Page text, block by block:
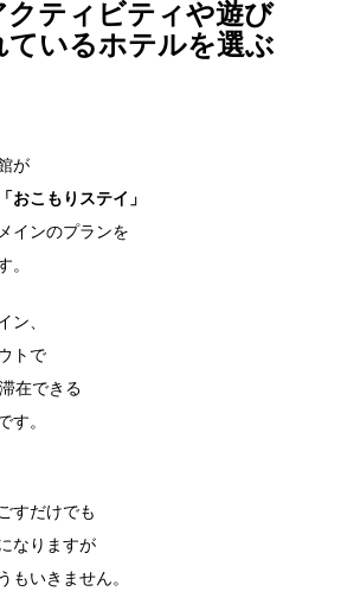
クティビティや遊び
ているホテルを選ぶ
が
おこもりステイ」
インのプランを
、
トで
在できる
す。
すだけでも
なりますが
もいきません。